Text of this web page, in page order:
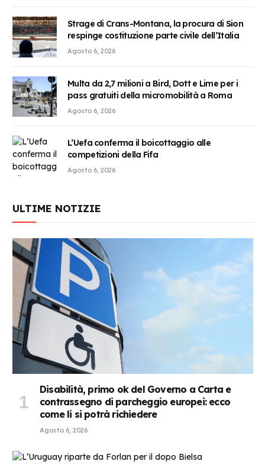
Strage di Crans-Montana, la procura di Sion
respinge costituzione parte civile dell’Italia
Agosto 6, 2026
Multa da 2,7 milioni a Bird, Dott e Lime per i
pass gratuiti della micromobilità a Roma
Agosto 6, 2026
L’Uefa conferma il boicottaggio alle
competizioni della Fifa
Agosto 6, 2026
ULTIME NOTIZIE
Disabilità, primo ok del Governo a Carta e
contrassegno di parcheggio europei: ecco
come li si potrà richiedere
Agosto 6, 2026